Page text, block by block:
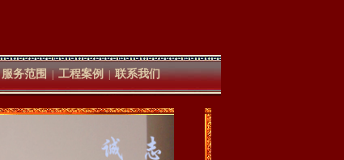
服务范围|工程案例|联系我们